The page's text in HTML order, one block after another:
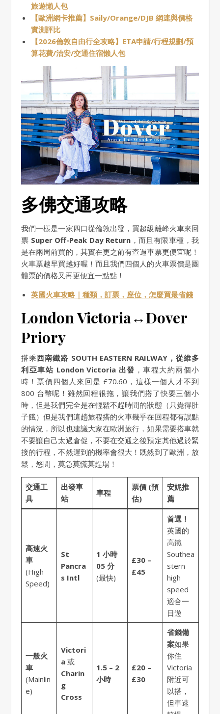
旅遊懶人包
【歐洲網卡推薦】Saily/Orange/DJB 網速與價格
實測評比
【2026倫敦自由行全攻略】ETA申請/行程規劃/預
算花費/治安/交通住宿懶人包
多佛交通攻略
我們一樣是一家四口從倫敦出發，買超級離峰火車來回
票 Super Off-Peak Day Return ，而且有限車種，我
是在兩周前買的，其實在更之前有查過車票更便宜呢！
火車票越早買越好喔！而且我們四個人的火車票價是團
體票的價格又再更便宜一點點！
英國火車攻略｜種類，訂票，座位，怎麼買最省錢
London Victoria↔Dover
Priory
搭乘西南鐵路 SOUTH EASTERN RAILWAY，從維多
利亞車站 London Victoria 出發 ，車程大約兩個小
時！票價四個人來回是 £70.60，這樣一個人才不到
800 台幣呢！雖然回程很拖，讓我們搭了快要三個小
時，但是我們完全是在輕鬆不趕時間的狀態（只覺得肚
子餓）但是我們這趟旅程搭的火車幾乎在回程都有誤點
的情況，所以也建議大家在歐洲旅行，如果需要搭車就
不要讓自己太過倉促，不要在交通之後預定其他過於緊
接的行程，不然遲到的機率會很大！既然到了歐洲，放
鬆，悠閒，莫急莫慌莫趕場！
交通工
具
出發車
站
車程
票價 (預
估)
安妮推
薦
高速火
車
(High
Speed)
St
Pancra
s Intl
1 小時
05 分
(最快)
£30 –
£45
首選！
英國的
高鐵
Southea
stern
high
speed
適合一
日遊
一般火
車
(Mainlin
e)
Victori
a或
Charin
g
Cross
1.5 – 2
小時
£20 –
£30
省錢備
案如果
你住
Victoria
附近可
以搭，
但車速